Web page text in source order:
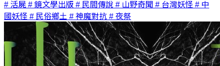
# 活屍 # 鏡文學出版 # 民間傳說 # 山野奇聞 # 台灣妖怪 # 中
國妖怪 # 民俗鄉土 # 神魔對抗 # 夜祭